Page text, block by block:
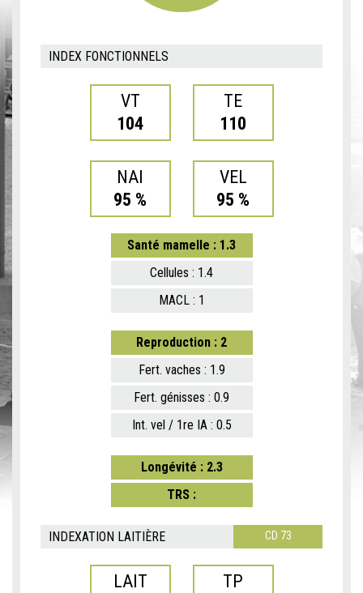
INDEX FONCTIONNELS
VT
104
TE
110
NAI
95 %
VEL
95 %
Santé mamelle : 1.3
Cellules : 1.4
MACL : 1
Reproduction : 2
Fert. vaches : 1.9
Fert. génisses : 0.9
Int. vel / 1re IA : 0.5
Longévité : 2.3
TRS :
INDEXATION LAITIÈRE CD 73
LAIT
TP